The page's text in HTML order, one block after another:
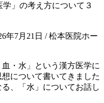
学」の考え方について３
年7月21日 / 松本医院ホー
・水」という漢方医学に
について書いてきました
、「水」についてお話し